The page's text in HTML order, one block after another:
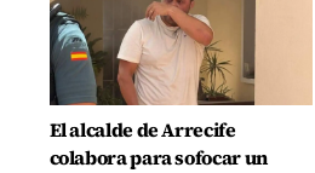
El alcalde de Arrecife
colabora para sofocar un